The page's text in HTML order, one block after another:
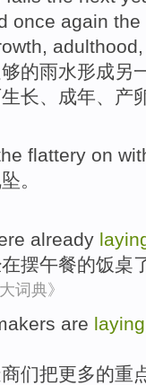
once again the
adulthood
的雨水形成另
生长 成年 产
flattery on
。
already
在摆午餐的饭桌
词典》
are laying
们把更多的重